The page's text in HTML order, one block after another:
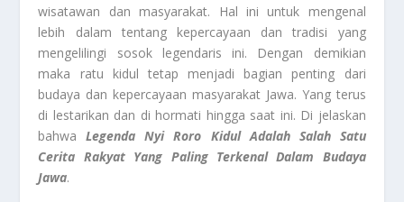
wisatawan dan masyarakat. Hal ini untuk mengenal
lebih dalam tentang kepercayaan dan tradisi yang
mengelilingi sosok legendaris ini. Dengan demikian
maka ratu kidul tetap menjadi bagian penting dari
budaya dan kepercayaan masyarakat Jawa. Yang terus
di lestarikan dan di hormati hingga saat ini. Di jelaskan
bahwaLegenda Nyi Roro Kidul Adalah Salah Satu
Cerita Rakyat Yang Paling Terkenal Dalam Budaya
Jawa.